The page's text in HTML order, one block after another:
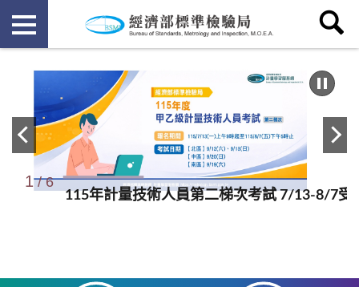
115年計量技術人員第二梯次考試 7/13-8/7受
標準局加強嬰幼兒商品管理 守護嬰幼兒安全
115年中小企業平價綠電專案 將於7/7起開放
標準局將自115年7月1日起實施9項商品檢驗
市售「金、銀紙」及「香品」商品檢測結果
經濟部標準檢驗局國家再生能源憑證中心
1/6